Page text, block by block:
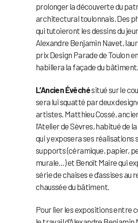
prolonger la découverte du
architectural toulonnais. Des
qui tutoieront les dessins du
Alexandre Benjamin Navet,
prix Design Parade de Toulon en
habillera la façade du bâtiment.
L’Ancien Évêchésitué sur le
sera lui squatté par deux
artistes. Matthieu Cossé,
l’Atelier de Sèvres, habitué de
qui y exposera ses réalisations
supports (céramique, papier,
murale…) et Benoît Maire qui
série de chaises e d’assises au
chaussée du bâtiment.
Pour lier les expositions entre